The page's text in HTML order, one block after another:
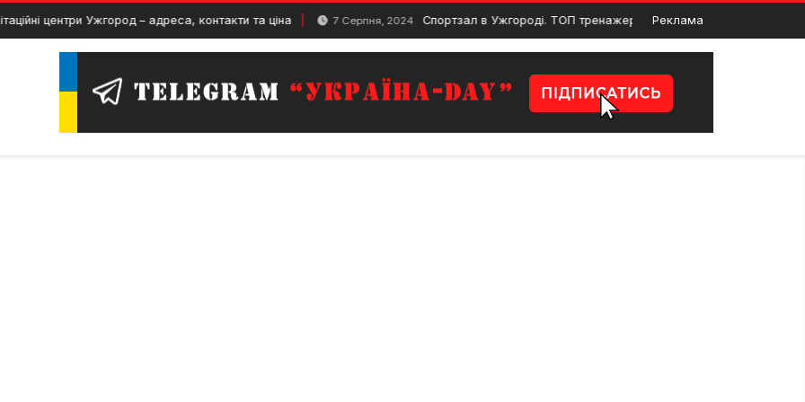
центри Ужгород – адреса, контакти та ціна 7 Серпня, 2024 Спортзал в Ужгороді. ТОП тренажерних залів Ужгорода
Реклама